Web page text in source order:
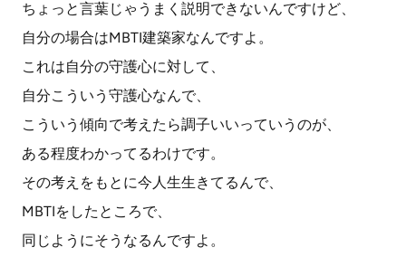
ちょっと言葉じゃうまく説明できないんですけど、
自分の場合はMBTI建築家なんですよ。
これは自分の守護心に対して、
自分こういう守護心なんで、
こういう傾向で考えたら調子いいっていうのが、
ある程度わかってるわけです。
その考えをもとに今人生生きてるんで、
MBTIをしたところで、
同じようにそうなるんですよ。